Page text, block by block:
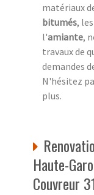
matériaux
bitumés, les
l'amiante,
travaux de
demandes
N'hésitez
plus.
Haute-
Couvreur